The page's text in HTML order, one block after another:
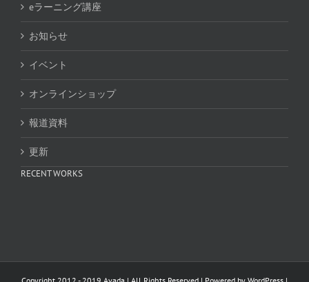
eラーニング講座
お知らせ
イベント
オンラインショップ
報道資料
更新
RECENT WORKS